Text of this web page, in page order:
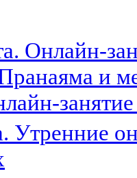
Онлайн-
и
Утренние